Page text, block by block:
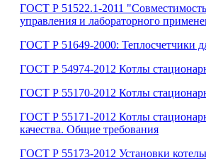
ГОСТ Р 51522.1-2011 "Совместимость
управления и лабораторного
ГОСТ Р 51649-2000: Теплосчетчики
ГОСТ Р 54974-2012 Котлы
ГОСТ Р 55170-2012 Котлы
ГОСТ Р 55171-2012 Котлы
качества. Общие требования
ГОСТ Р 55173-2012 Установки